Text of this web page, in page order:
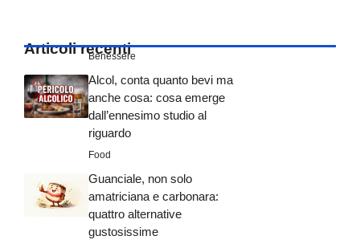
Articoli recenti
Benessere
Alcol, conta quanto bevi ma
anche cosa: cosa emerge
dall’ennesimo studio al
riguardo
Food
Guanciale, non solo
amatriciana e carbonara:
quattro alternative
gustosissime